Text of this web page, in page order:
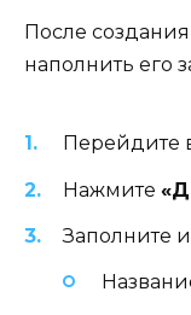
После
наполнить его
Перейдите
Нажмите
Заполните